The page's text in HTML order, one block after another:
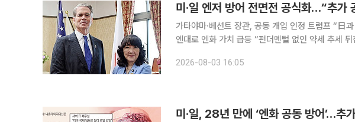
미·일 엔저 방어 전면전 공식화…“추가
가타야마·베선트 장관, 공동 개입 인정 트럼프 “日
엔대로 엔화 가치 급등 “펀더멘털 없인 약세 추세 뒤집기 어려워” 미국과 일
사했다. 엔화 가치가 40년래 최저 수준으로 떨어지
2026-08-03 16:05
미·일, 28년 만에 ‘엔화 공동 방어’…추